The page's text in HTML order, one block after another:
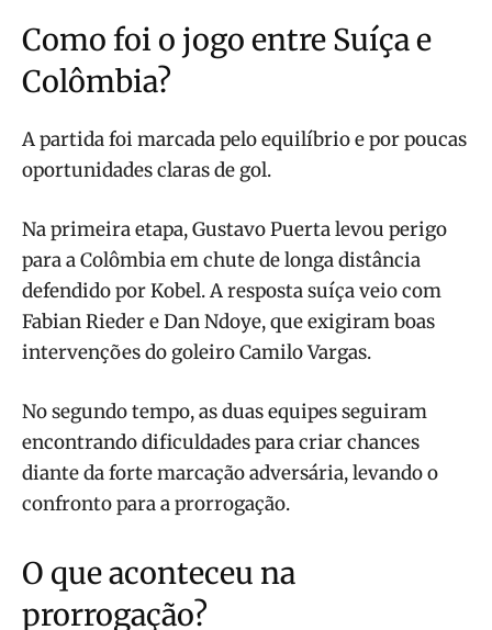
Como foi o jogo entre Suíça e
Colômbia?
A partida foi marcada pelo equilíbrio e por poucas
oportunidades claras de gol.
Na primeira etapa, Gustavo Puerta levou perigo
para a Colômbia em chute de longa distância
defendido por Kobel. A resposta suíça veio com
Fabian Rieder e Dan Ndoye, que exigiram boas
intervenções do goleiro Camilo Vargas.
No segundo tempo, as duas equipes seguiram
encontrando dificuldades para criar chances
diante da forte marcação adversária, levando o
confronto para a prorrogação.
O que aconteceu na
prorrogação?